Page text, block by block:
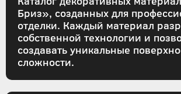
Бриз», созданных для
отделки. Каждый материал
собственной технологии и
создавать уникальные
сложности.